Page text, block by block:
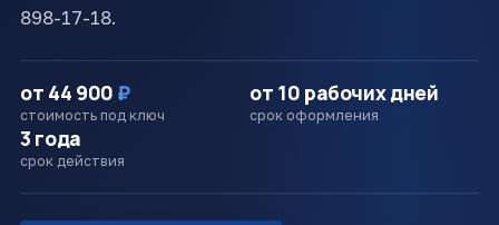
898-17-18.
от 44 900 ₽
стоимость под ключ
от 10 рабочих дней
срок оформления
3 года
срок действия